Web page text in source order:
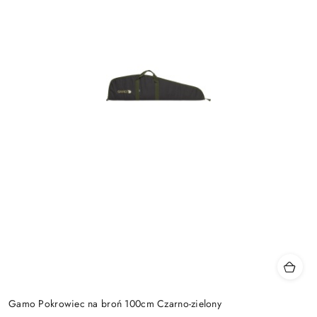
Gamo Pokrowiec na broń 100cm Czarno-zielony